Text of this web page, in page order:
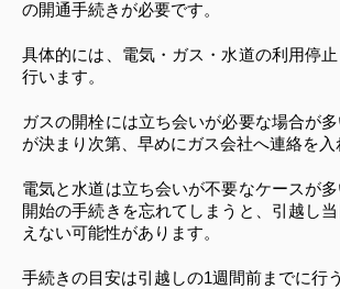
の開通手続きが必要です。
具体的には、電気・ガス・水道の利用停
行います。
ガスの開栓には立ち会いが必要な場合が
が決まり次第、早めにガス会社へ連絡を入
電気と水道は立ち会いが不要なケースが多
開始の手続きを忘れてしまうと、引越し
えない可能性があります。
手続きの目安は引越しの1週間前までに行